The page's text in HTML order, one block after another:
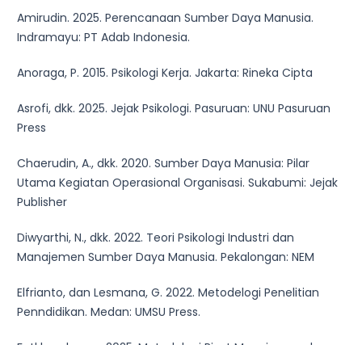
Amirudin. 2025. Perencanaan Sumber Daya Manusia.
Indramayu: PT Adab Indonesia.
Anoraga, P. 2015. Psikologi Kerja. Jakarta: Rineka Cipta
Asrofi, dkk. 2025. Jejak Psikologi. Pasuruan: UNU Pasuruan
Press
Chaerudin, A., dkk. 2020. Sumber Daya Manusia: Pilar
Utama Kegiatan Operasional Organisasi. Sukabumi: Jejak
Publisher
Diwyarthi, N., dkk. 2022. Teori Psikologi Industri dan
Manajemen Sumber Daya Manusia. Pekalongan: NEM
Elfrianto, dan Lesmana, G. 2022. Metodelogi Penelitian
Penndidikan. Medan: UMSU Press.